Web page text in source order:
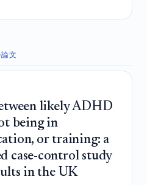
標を超えて早期の移動不
ケーラブルな手法を提供
文
likely ADHD
being in
or training: a
case-control study
in the UK